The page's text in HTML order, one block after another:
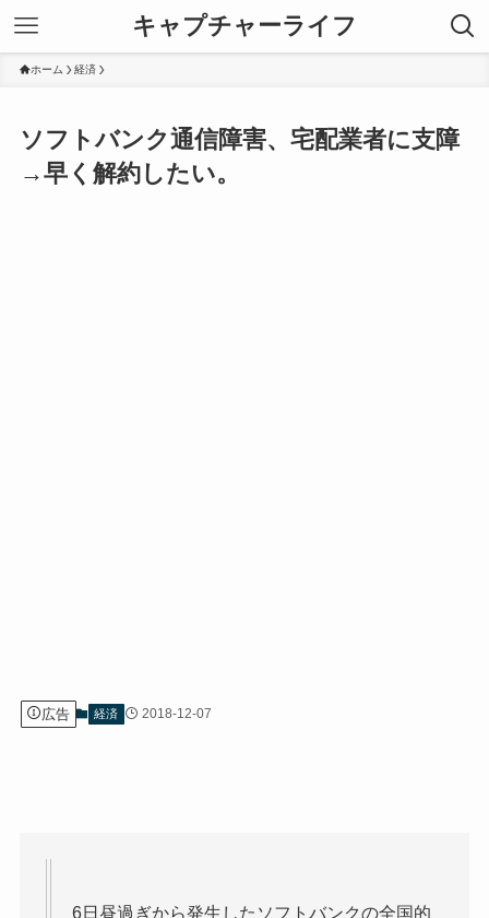
キャプチャーライフ
ホーム 経済
ソフトバンク通信障害、宅配業者に支障
→早く解約したい。
広告 経済 2018-12-07
6日昼過ぎから発生したソフトバンクの全国的